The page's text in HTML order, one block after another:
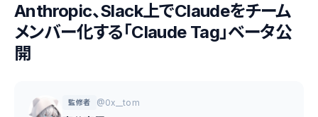
Anthropic、Slack上でClaudeをチーム
メンバー化する「Claude Tag」ベータ公
開
監修者 @0x__tom